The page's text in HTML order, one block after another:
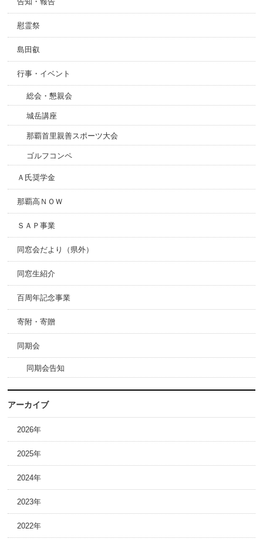
慰霊祭
島田叡
行事・イベント
総会・懇親会
城岳講座
那覇首里親善スポーツ大会
ゴルフコンペ
Ａ氏奨学金
那覇高ＮＯＷ
ＳＡＰ事業
同窓会だより（県外）
同窓生紹介
百周年記念事業
寄附・寄贈
同期会
同期会告知
アーカイブ
2026年
2025年
2024年
2023年
2022年